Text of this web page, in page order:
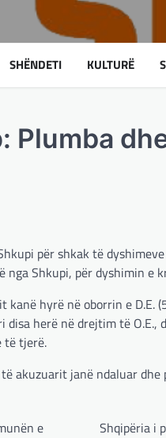
SHËNDETI KULTURË
Plumba
për shkak të
nga Shkupi, për dyshimin e
hyrë në oborrin e D.E.
disa herë në drejtim të
të tjerë.
akuzuarit janë ndaluar
e
Shqipëria i